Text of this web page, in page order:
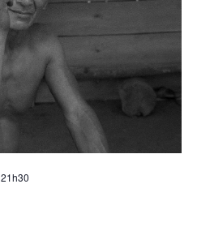
21h30